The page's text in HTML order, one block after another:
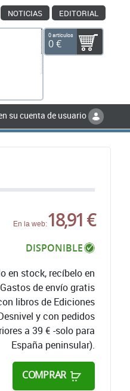
NOTICIAS EDITORIAL
0 artículos
0 €
su cuenta de usuario
En la web:18,91 €
DISPONIBLE
en stock, recíbelo en
de envío gratis
libros de Ediciones
y con pedidos
a 39 € -solo para
España peninsular).
COMPRAR